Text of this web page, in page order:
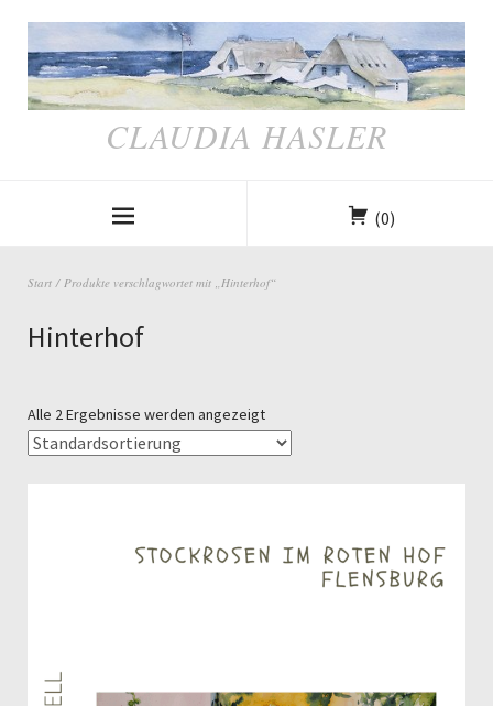
CLAUDIA HASLER
(0)
Start / Produkte verschlagwortet mit „Hinterhof“
Hinterhof
Alle 2 Ergebnisse werden angezeigt